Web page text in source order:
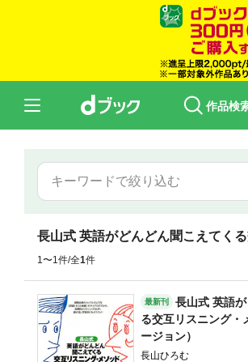
作品検
長山式 英語がどんどん聞こえてく
1〜1件/全1件
最新刊
長山式 英語
る交互リスニング・
ージョン）
長山ひろむ